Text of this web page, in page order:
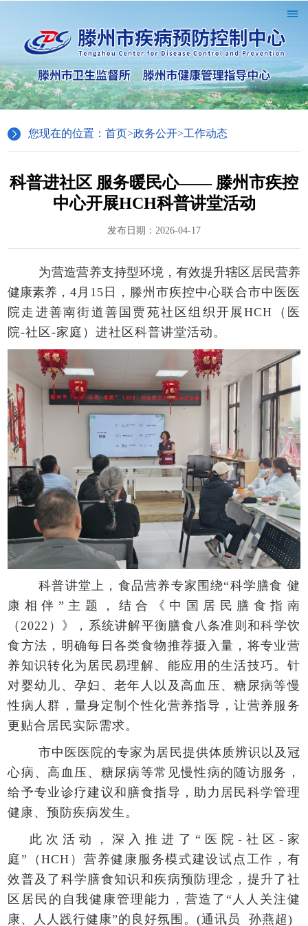
您现在的位置：首页>政务公开>工作动态
科普进社区 服务暖民心—— 滕州市疾控
中心开展HCH科普讲堂活动
发布日期：2026-04-17
为营造营养支持型环境，有效提升辖区居民营养
健康素养， 4月15日，滕州市疾控中心联合市中医医
院走进善南街道善国贾苑社区组织开展HCH（医
院-社区-家庭）进社区科普讲堂活动。
科普讲堂上，食品营养专家围绕“科学膳食 健
康相伴”主题，结合《中国居民膳食指南
（2022）》，系统讲解平衡膳食八条准则和科学饮
食方法，明确每日各类食物推荐摄入量，将专业营
养知识转化为居民易理解、能应用的生活技巧。针
对婴幼儿、孕妇、老年人以及高血压、糖尿病等慢
性病人群，量身定制个性化营养指导，让营养服务
更贴合居民实际需求。
市中医医院的专家为居民提供体质辨识以及冠
心病、高血压、糖尿病等常见慢性病的随访服务，
给予专业诊疗建议和膳食指导，助力居民科学管理
健康、预防疾病发生。
此次活动，深入推进了“医院-社区-家
庭”（HCH）营养健康服务模式建设试点工作，有
效普及了科学膳食知识和疾病预防理念，提升了社
区居民的自我健康管理能力，营造了“人人关注健
康、人人践行健康”的良好氛围。(通讯员 孙燕超)